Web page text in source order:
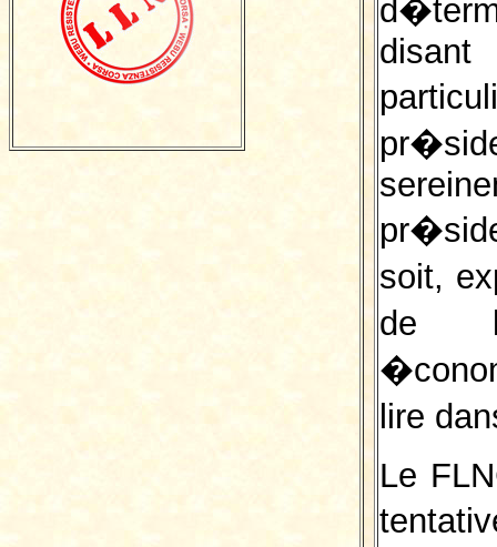
soit,
de
lire
Le